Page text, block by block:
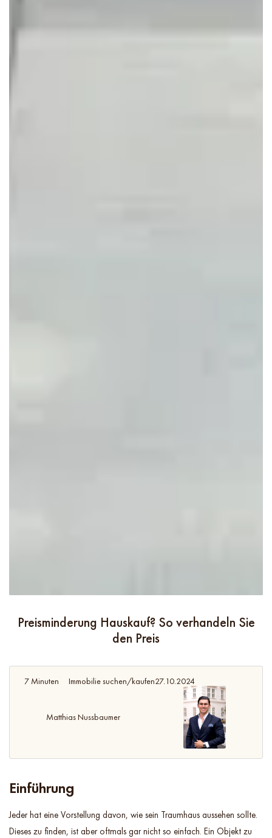
Preisminderung Hauskauf? So verhandeln Sie
den Preis
7 Minuten Immobilie suchen/kaufen27.10.2024
Matthias Nussbaumer
Einführung
Jeder hat eine Vorstellung davon, wie sein Traumhaus aussehen sollte.
Dieses zu finden, ist aber oftmals gar nicht so einfach. Ein Objekt zu